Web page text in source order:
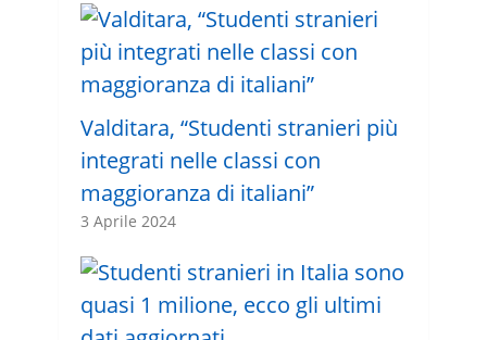
Valditara, “Studenti stranieri più
integrati nelle classi con
maggioranza di italiani”
3 Aprile 2024